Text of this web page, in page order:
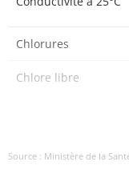
Chlorures
Chlore libre
total
Source : Ministère de la